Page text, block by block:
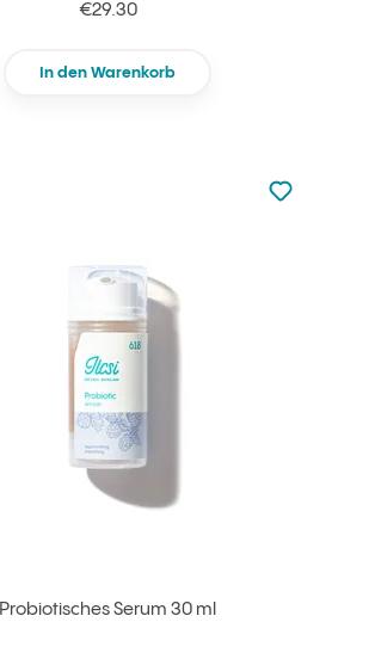
€29.30
In den Warenkorb
Probiotisches Serum 30 ml
zu den
zu Ihren